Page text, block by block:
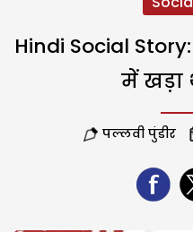
Hindi Social
में खड़ा
पल्लवी पुंडीर